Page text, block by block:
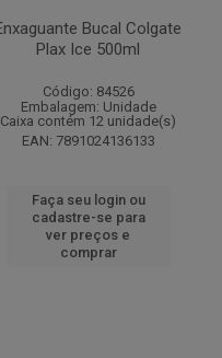
Bucal Colgate
Plax Ice 500ml
Código: 84526
Embalagem: Unidade
Caixa contém 12 unidade(s)
EAN: 7891024136133
Faça seu login ou
cadastre-se para
ver preços e
comprar